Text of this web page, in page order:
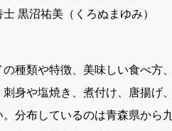
黒沼祐美（くろぬまゆみ）
種類や特徴、美味しい食べ方
刺身や塩焼き、煮付け、唐揚げ
分布しているのは青森県から